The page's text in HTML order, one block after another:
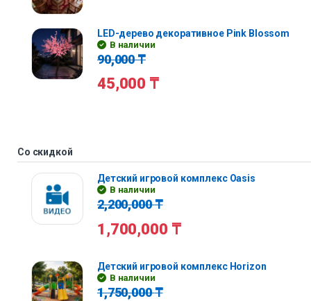
LED-дерево декоративное Pink Blossom
В наличии
90,000₸
45,000 ₸
Со скидкой
Детский игровой комплекс Oasis
В наличии
2,200,000₸
1,700,000 ₸
Детский игровой комплекс Horizon
В наличии
1,750,000₸